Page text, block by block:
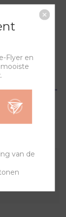
andere
Flyer en
van de